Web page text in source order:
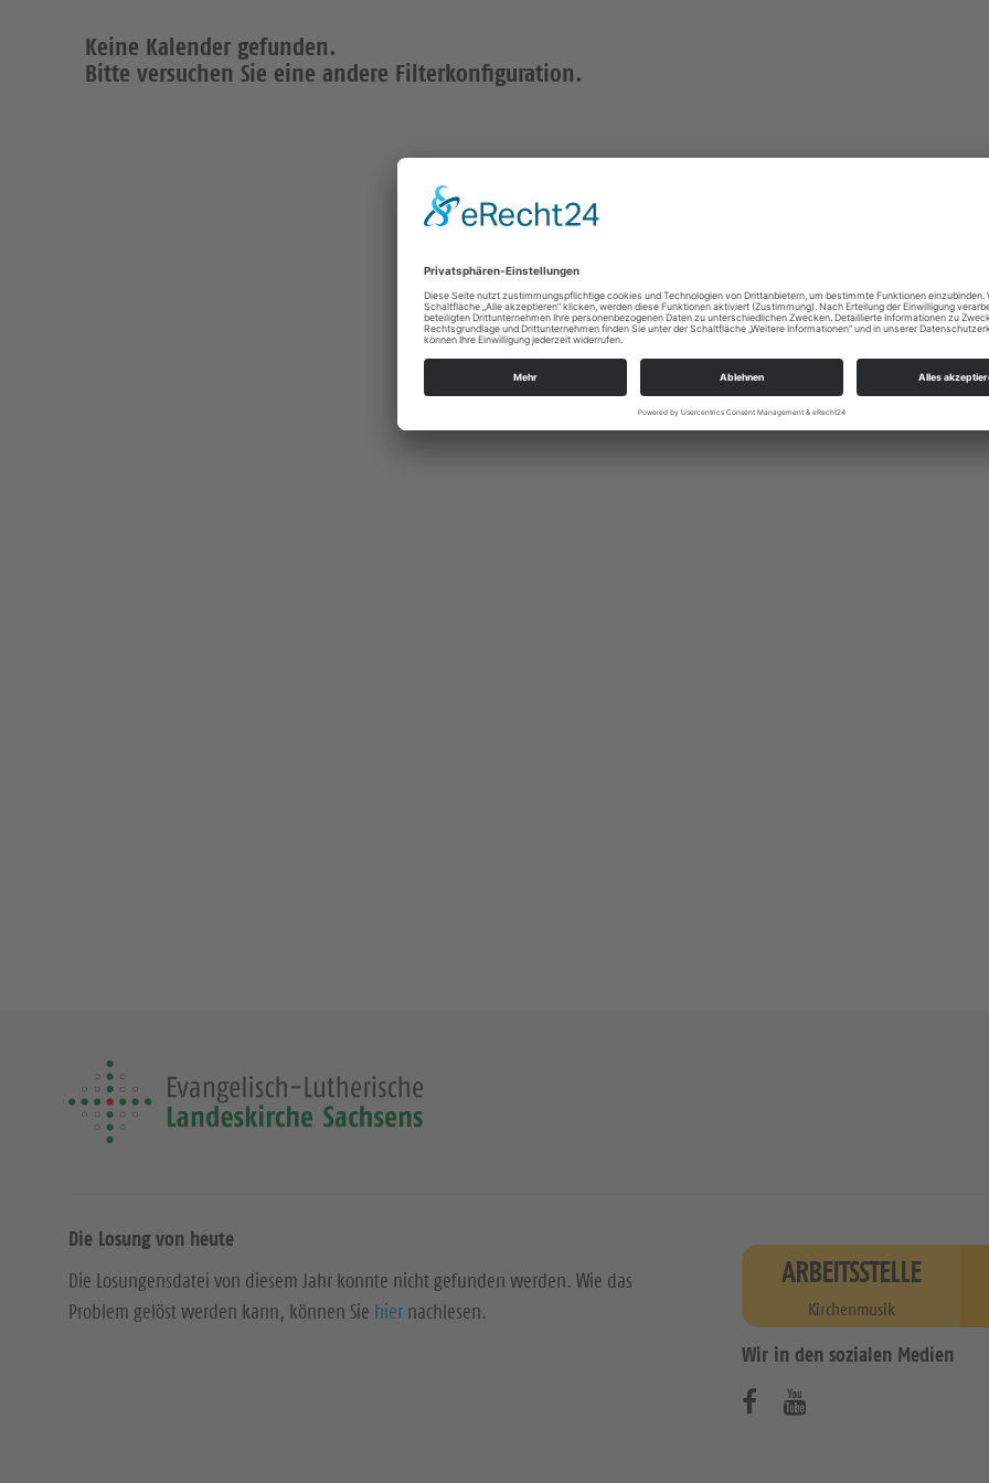
Keine Kalender gefunden.
Bitte versuchen Sie eine andere Filterkonfiguration.
Die Losung von heute
Die Losungensdatei von diesem Jahr konnte nicht gefunden werden. Wie das
Problem gelöst werden kann, können Sie hier nachlesen.
ARBEITSSTELLE
Kirchenmusik
Wir in den sozialen Medien
B
B